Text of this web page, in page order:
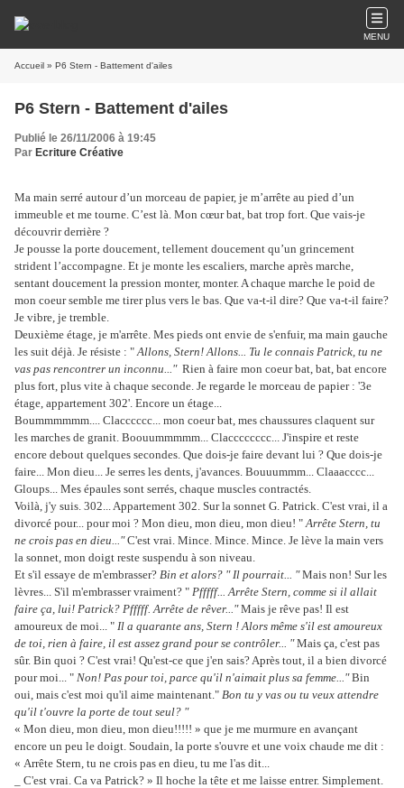
MENU
Accueil » P6 Stern - Battement d'ailes
P6 Stern - Battement d'ailes
Publié le 26/11/2006 à 19:45
Par Ecriture Créative
Ma main serré autour d’un morceau de papier, je m’arrête au pied d’un
immeuble et me tourne. C’est là. Mon cœur bat, bat trop fort. Que vais-je
découvrir derrière ?
Je pousse la porte doucement, tellement doucement qu’un grincement
strident l’accompagne. Et je monte les escaliers, marche après marche,
sentant doucement la pression monter, monter. A chaque marche le poid de
mon coeur semble me tirer plus vers le bas. Que va-t-il dire? Que va-t-il faire?
Je vibre, je tremble.
Deuxième étage, je m'arrête. Mes pieds ont envie de s'enfuir, ma main gauche
les suit déjà. Je résiste : "Allons, Stern! Allons... Tu le connais Patrick, tu ne
vas pas rencontrer un inconnu..." Rien à faire mon coeur bat, bat, bat encore
plus fort, plus vite à chaque seconde. Je regarde le morceau de papier : '3e
étage, appartement 302'. Encore un étage...
Boummmmmm.... Clacccccc... mon coeur bat, mes chaussures claquent sur
les marches de granit. Boouummmmm... Clacccccccc... J'inspire et reste
encore debout quelques secondes. Que dois-je faire devant lui ? Que dois-je
faire... Mon dieu... Je serres les dents, j'avances. Bouuummm... Claaacccc...
Gloups... Mes épaules sont serrés, chaque muscles contractés.
Voilà, j'y suis. 302... Appartement 302. Sur la sonnet G. Patrick. C'est vrai, il a
divorcé pour... pour moi ? Mon dieu, mon dieu, mon dieu! "Arrête Stern, tu
ne crois pas en dieu..."C'est vrai. Mince. Mince. Mince. Je lève la main vers
la sonnet, mon doigt reste suspendu à son niveau.
Et s'il essaye de m'embrasser? Bin et alors? " Il pourrait... "Mais non! Sur les
lèvres... S'il m'embrasser vraiment? " Pfffff... Arrête Stern, comme si il allait
faire ça, lui! Patrick? Pfffff. Arrête de rêver..."Mais je rêve pas! Il est
amoureux de moi... " Il a quarante ans, Stern ! Alors même s'il est amoureux
de toi, rien à faire, il est assez grand pour se contrôler... "Mais ça, c'est pas
sûr. Bin quoi ? C'est vrai! Qu'est-ce que j'en sais? Après tout, il a bien divorcé
pour moi... " Non! Pas pour toi, parce qu'il n'aimait plus sa femme..."Bin
oui, mais c'est moi qu'il aime maintenant." Bon tu y vas ou tu veux attendre
qu'il t'ouvre la porte de tout seul? "
« Mon dieu, mon dieu, mon dieu!!!!! » que je me murmure en avançant
encore un peu le doigt. Soudain, la porte s'ouvre et une voix chaude me dit :
« Arrête Stern, tu ne crois pas en dieu, tu me l'as dit...
_ C'est vrai. Ca va Patrick? » Il hoche la tête et me laisse entrer. Simplement.